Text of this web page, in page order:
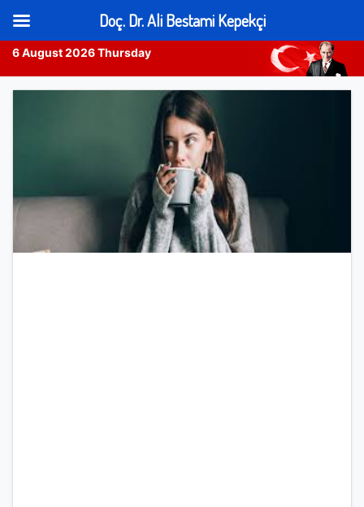
6 August 2026 Thursday
Doç. Dr. Ali Bestami Kepekçi